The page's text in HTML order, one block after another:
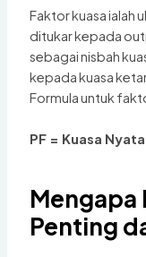
Faktor kuasa ialah
ditukar kepada
sebagai nisbah
kepada kuasa
Formula untuk
PF = Kuasa
Mengapa
Penting